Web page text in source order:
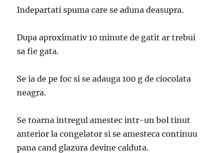
Indepartati spuma care se aduna deasupra.
Dupa aproximativ 10 minute de gatit ar trebui
sa fie gata.
Se ia de pe foc si se adauga 100 g de ciocolata
neagra.
Se toarna intregul amestec intr-un bol tinut
anterior la congelator si se amesteca continuu
pana cand glazura devine calduta.